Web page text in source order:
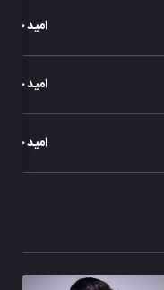
امید
امید
امید